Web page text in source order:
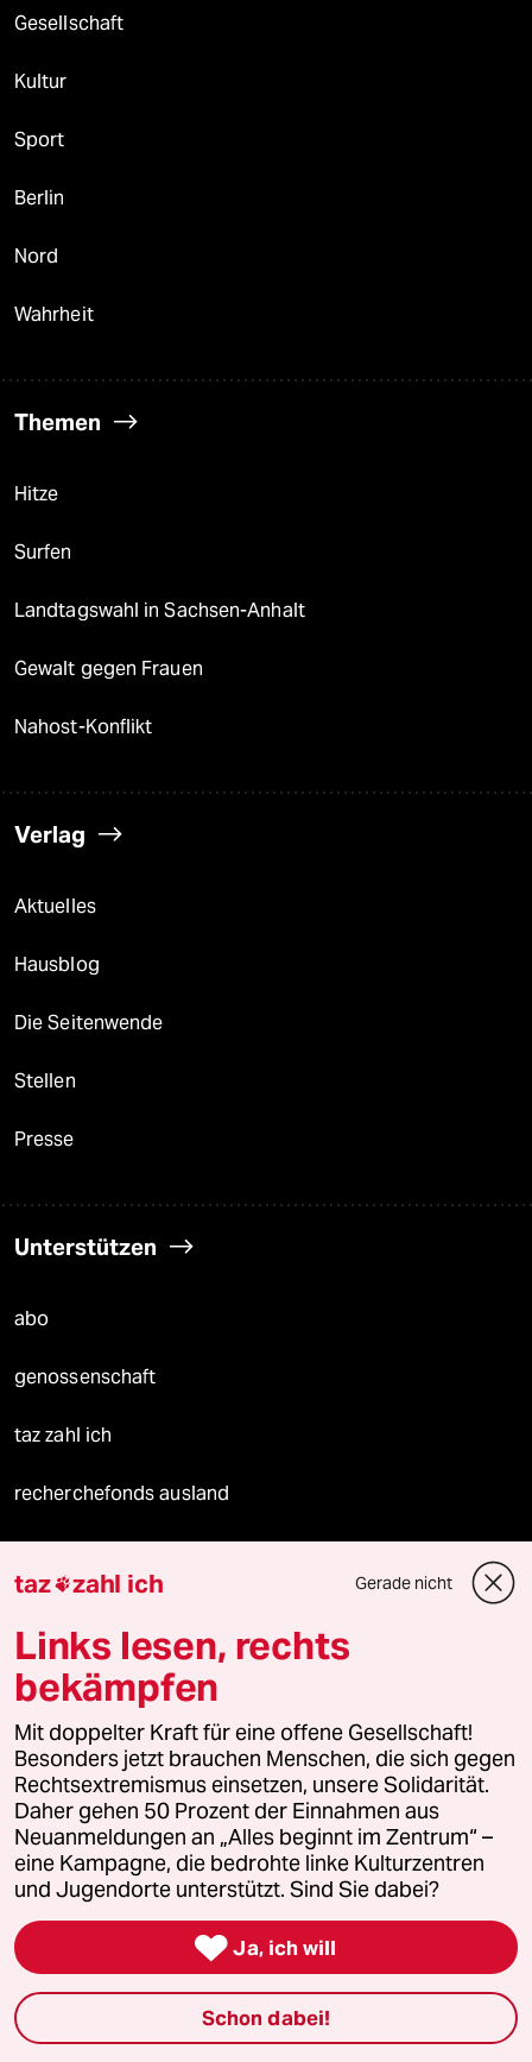
Gesellschaft
Kultur
Sport
Berlin
Nord
Wahrheit
Themen
Hitze
Surfen
Landtagswahl in Sachsen-Anhalt
Gewalt gegen Frauen
Nahost-Konflikt
Verlag
Aktuelles
Hausblog
Die Seitenwende
Stellen
Presse
Unterstützen
abo
genossenschaft
taz zahl ich
recherchefonds ausland
Podcast
bundestalk
fernverbindung
klima update°
Mauerecho
Freie Rede
taz zahl ich Gerade nicht
Links lesen, rechts
bekämpfen
Mit doppelter Kraft für eine offene Gesellschaft!
Besonders jetzt brauchen Menschen, die sich gegen
Rechtsextremismus einsetzen, unsere Solidarität.
Daher gehen 50 Prozent der Einnahmen aus
Neuanmeldungen an „Alles beginnt im Zentrum“ –
eine Kampagne, die bedrohte linke Kulturzentren
und Jugendorte unterstützt. Sind Sie dabei?
 Ja, ich will
Schon dabei!